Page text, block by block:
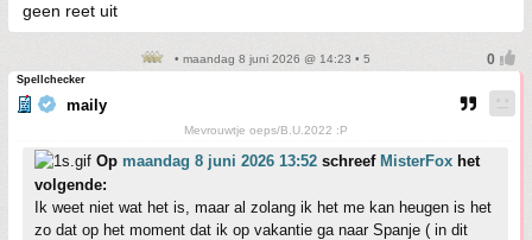
geen reet uit
• maandag 8 juni 2026 @ 14:23 • 5
Spellchecker
maily
Mevrouwtje oeps/B.U.2022 :P
Op maandag 8 juni 2026 13:52 schreef MisterFox het
volgende:
Ik weet niet wat het is, maar al zolang ik het me kan heugen is het
zo dat op het moment dat ik op vakantie ga naar Spanje ( in dit